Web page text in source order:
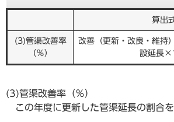
算出
(3)管渠改善率
（％）
改善（更新・改良・維持
設延長
(3)管渠改善率（％）
この年度に更新した管渠延長の割合を